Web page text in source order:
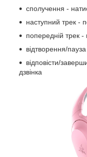
сполучення -
наступний трек -
попередній трек -
відтворення/
відповісти/
дзвінка